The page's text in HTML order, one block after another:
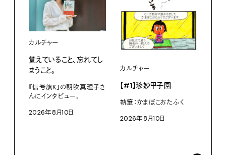
カルチャー
覚えていること、忘れてし
まうこと。
『信号旗K』の朝吹真理子さ
んにインタビュー。
2026年8月10日
カルチャー
【#1】珍妙甲子園
執筆：かまぼこおたふく
2026年8月10日